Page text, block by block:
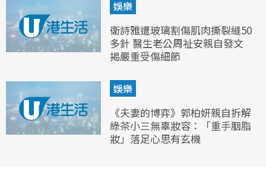
娛樂
衛詩雅遭玻璃割傷肌肉撕裂縫50
多針 醫生老公周祉安親自發文
揭嚴重受傷細節
娛樂
《夫妻的博弈》郭柏妍親自拆解
綠茶小三無辜妝容：「重手胭脂
妝」落足心思有玄機